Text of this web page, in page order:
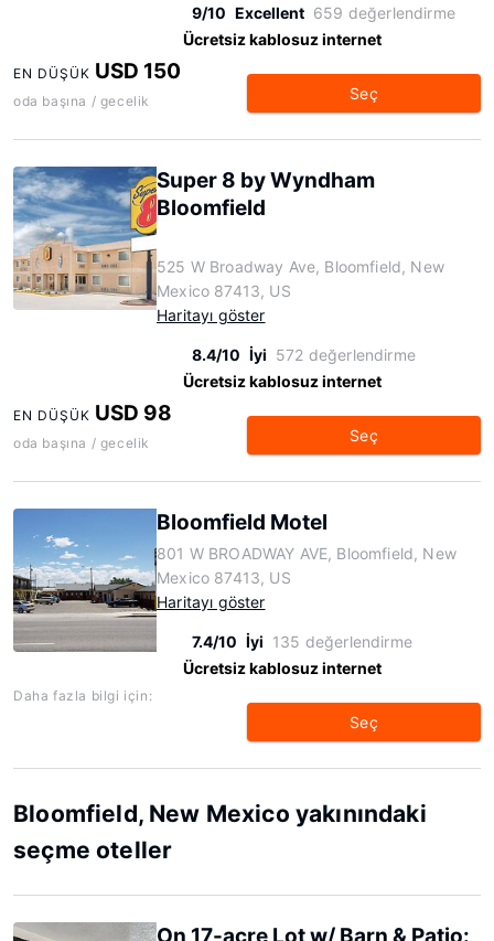
9/10 Excellent 659 değerlendirme
Ücretsiz kablosuz internet
EN DÜŞÜK USD 150
oda başına / gecelik Seç
Super 8 by Wyndham
Bloomfield
525 W Broadway Ave, Bloomfield, New
Mexico 87413, US
Haritayı göster
8.4/10 İyi 572 değerlendirme
Ücretsiz kablosuz internet
EN DÜŞÜK USD 98
oda başına / gecelik Seç
Bloomfield Motel
801 W BROADWAY AVE, Bloomfield, New
Mexico 87413, US
Haritayı göster
7.4/10 İyi 135 değerlendirme
Ücretsiz kablosuz internet
Daha fazla bilgi için:
Seç
Bloomfield, New Mexico yakınındaki
seçme oteller